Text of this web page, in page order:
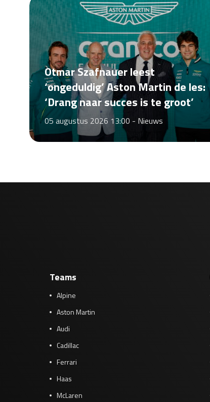
Otmar Szafnauer leest
‘ongeduldig’ Aston Martin de les:
‘Drang naar succes is te groot’
05 augustus 2026 13:00 - Nieuws
Teams
Alpine
Aston Martin
Audi
Cadillac
Ferrari
Haas
McLaren